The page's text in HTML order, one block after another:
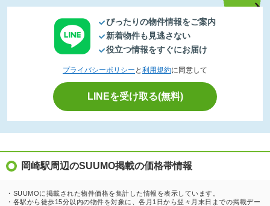
ぴったりの物件情報をご案内
新着物件も見逃さない
役立つ情報をすぐにお届け
プライバシーポリシー と 利用規約に同意して
LINEを受け取る(無料)
岡崎駅周辺のSUUMO掲載の価格帯情報
・SUUMOに掲載された物件価格を集計した情報を表示しています。
・各駅から徒歩15分以内の物件を対象に、各月1日から翌々月末日までの掲載デー